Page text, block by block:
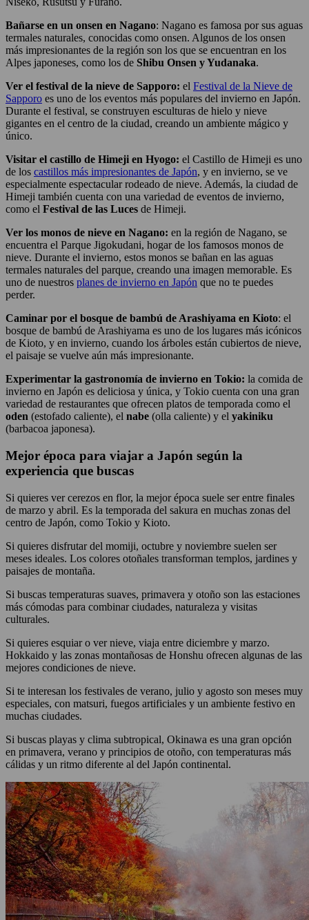
Bañarse en un onsen en Nagano: Nagano es famosa por sus aguas
termales naturales, conocidas como onsen. Algunos de los onsen
más impresionantes de la región son los que se encuentran en los
Alpes japoneses, como los de Shibu Onsen y Yudanaka.
Ver el festival de la nieve de Sapporo: el Festival de la Nieve de
Sapporo es uno de los eventos más populares del invierno en Japón.
Durante el festival, se construyen esculturas de hielo y nieve
gigantes en el centro de la ciudad, creando un ambiente mágico y
único.
Visitar el castillo de Himeji en Hyogo: el Castillo de Himeji es uno
de los castillos más impresionantes de Japón, y en invierno, se ve
especialmente espectacular rodeado de nieve. Además, la ciudad de
Himeji también cuenta con una variedad de eventos de invierno,
como el Festival de las Luces de Himeji.
Ver los monos de nieve en Nagano: en la región de Nagano, se
encuentra el Parque Jigokudani, hogar de los famosos monos de
nieve. Durante el invierno, estos monos se bañan en las aguas
termales naturales del parque, creando una imagen memorable. Es
uno de nuestros planes de invierno en Japón que no te puedes
perder.
Caminar por el bosque de bambú de Arashiyama en Kioto: el
bosque de bambú de Arashiyama es uno de los lugares más icónicos
de Kioto, y en invierno, cuando los árboles están cubiertos de nieve,
el paisaje se vuelve aún más impresionante.
Experimentar la gastronomía de invierno en Tokio: la comida de
invierno en Japón es deliciosa y única, y Tokio cuenta con una gran
variedad de restaurantes que ofrecen platos de temporada como el
oden (estofado caliente), el nabe (olla caliente) y el yakiniku
(barbacoa japonesa).
Mejor época para viajar a Japón según la
experiencia que buscas
Si quieres ver cerezos en flor, la mejor época suele ser entre finales
de marzo y abril. Es la temporada del sakura en muchas zonas del
centro de Japón, como Tokio y Kioto.
Si quieres disfrutar del momiji, octubre y noviembre suelen ser
meses ideales. Los colores otoñales transforman templos, jardines y
paisajes de montaña.
Si buscas temperaturas suaves, primavera y otoño son las estaciones
más cómodas para combinar ciudades, naturaleza y visitas
culturales.
Si quieres esquiar o ver nieve, viaja entre diciembre y marzo.
Hokkaido y las zonas montañosas de Honshu ofrecen algunas de las
mejores condiciones de nieve.
Si te interesan los festivales de verano, julio y agosto son meses muy
especiales, con matsuri, fuegos artificiales y un ambiente festivo en
muchas ciudades.
Si buscas playas y clima subtropical, Okinawa es una gran opción
en primavera, verano y principios de otoño, con temperaturas más
cálidas y un ritmo diferente al del Japón continental.